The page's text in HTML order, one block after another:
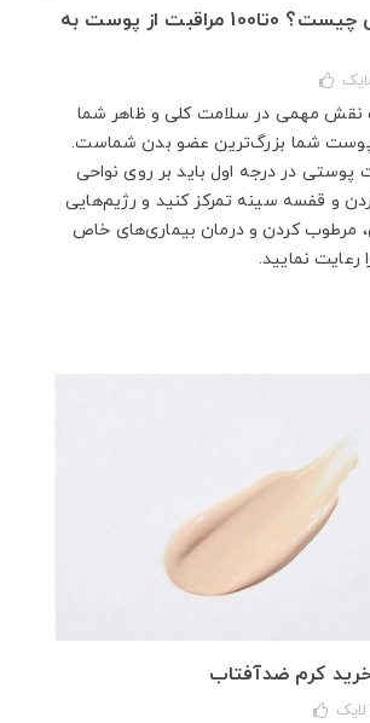
مراقبت پوستی چیست؟ 0تا100 مراقبت از پوست به
لایک
نقش مهمی در سلامت کلی و ظاهر شما
پوست شما بزرگ‌ترین عضو بدن شماست.
پوستی در درجه اول باید بر روی نواحی
و قفسه سینه تمرکز کنید و رژیم‌هایی
مرطوب کردن و درمان بیماری‌های خاص
نمایید.
کرم ضدآفتاب
لایک